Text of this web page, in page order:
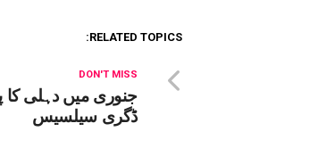
RELATED TOPICS:
DON'T MISS
ڈگری سیلسیس